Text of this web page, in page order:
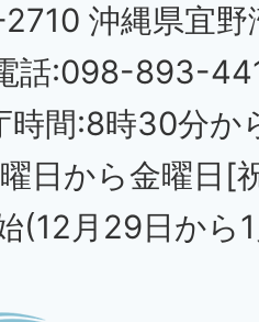
沖縄県宜野
話:098-893-
時間:8時30分か
日から金曜日[
(12月29日から